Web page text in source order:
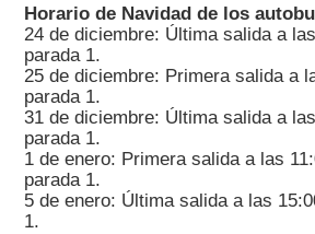
Horario de Navidad de los
24 de diciembre: Última salida a
parada 1.
25 de diciembre: Primera salida a
parada 1.
31 de diciembre: Última salida a
parada 1.
1 de enero: Primera salida a las
parada 1.
5 de enero: Última salida a las
1.